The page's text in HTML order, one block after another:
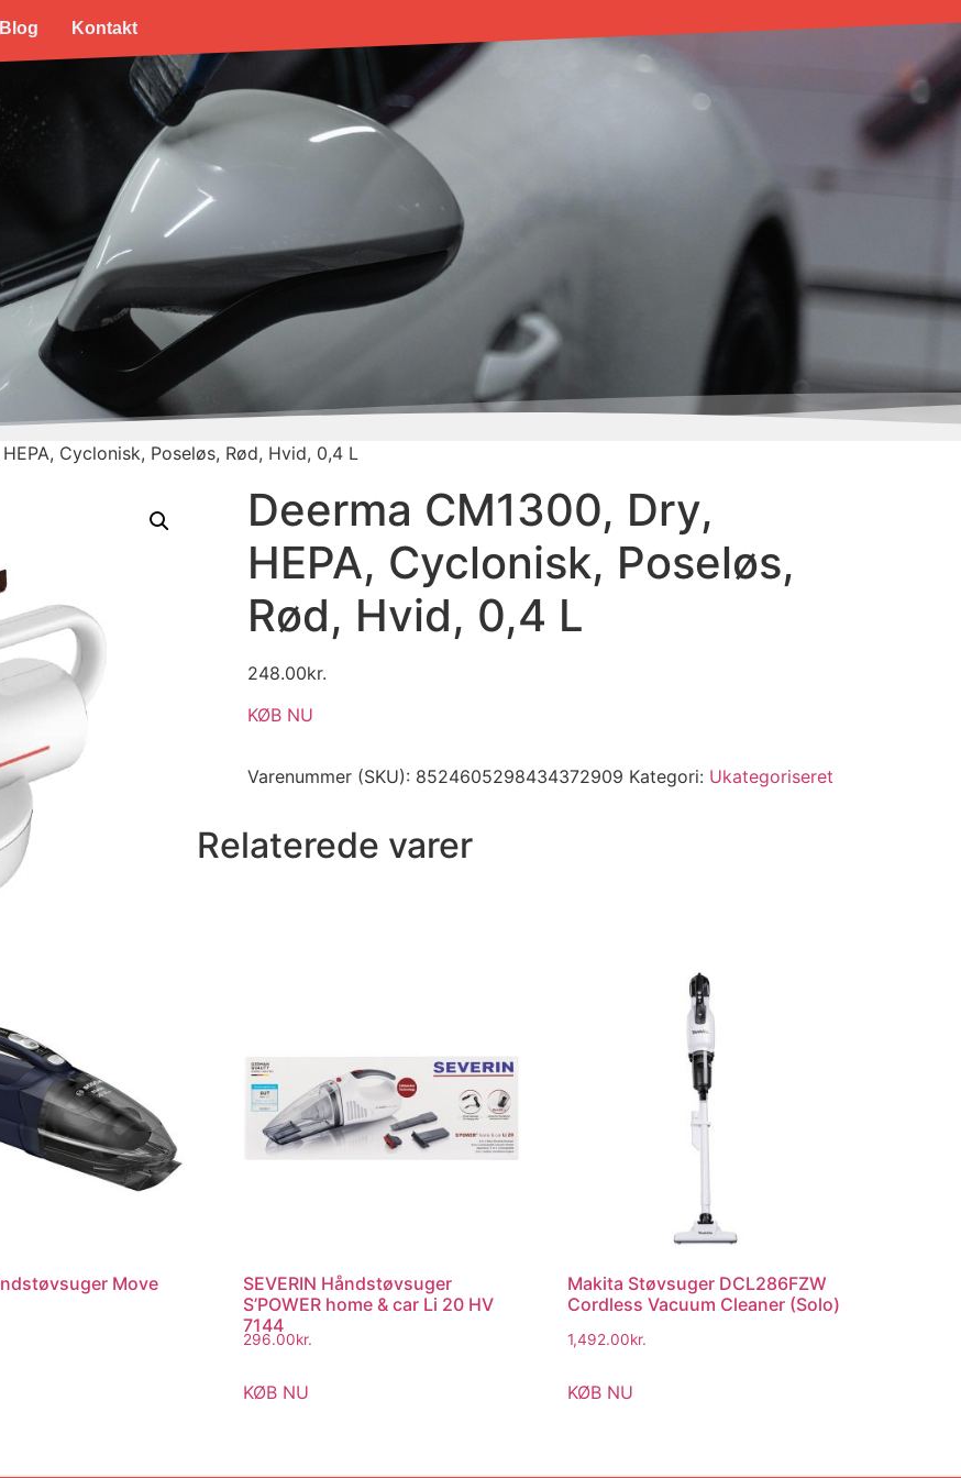
Blog Kontakt
Cyclonisk, Poseløs, Rød, Hvid, 0,4 L
Deerma CM1300, Dry,
HEPA, Cyclonisk, Poseløs,
Rød, Hvid, 0,4 L
248.00kr.
KØB NU
Varenummer (SKU): 8524605298434372909 Kategori: Ukategoriseret
Relaterede varer
Move
SEVERIN Håndstøvsuger
S’POWER home & car Li 20 HV
7144
296.00kr.
KØB NU
Makita Støvsuger DCL286FZW
Cordless Vacuum Cleaner (Solo)
1,492.00kr.
KØB NU